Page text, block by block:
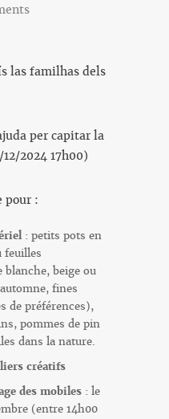
las familhas dels
per capitar la
2024 17h00)
pour :
: petits pots en
feuilles
blanche, beige ou
fines
de préférences),
pommes de pin
dans la nature.
créatifs
des mobiles : le
(entre 14h00